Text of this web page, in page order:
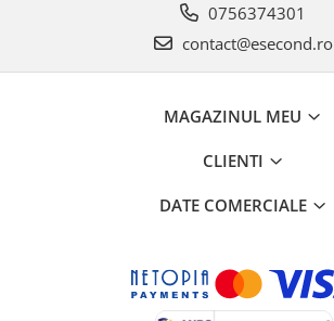
Camping
Aparate Foto & Accesorii
Camere video si sport
Drone si Accesorii
0756374301
contact@esecond.ro
MAGAZINUL MEU
CLIENTI
DATE COMERCIALE